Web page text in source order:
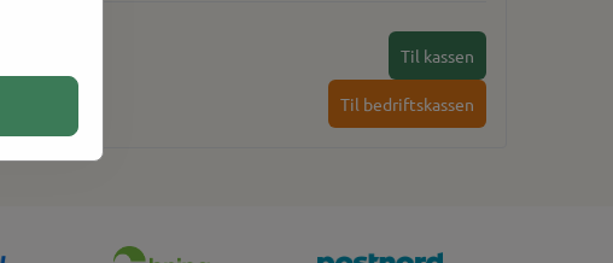
Til kassen
Til bedriftskassen